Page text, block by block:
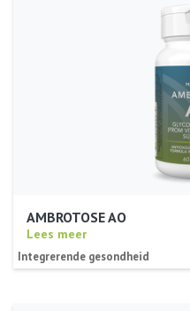
AMBROTOSE AO
Lees meer
Integrerende gesondheid